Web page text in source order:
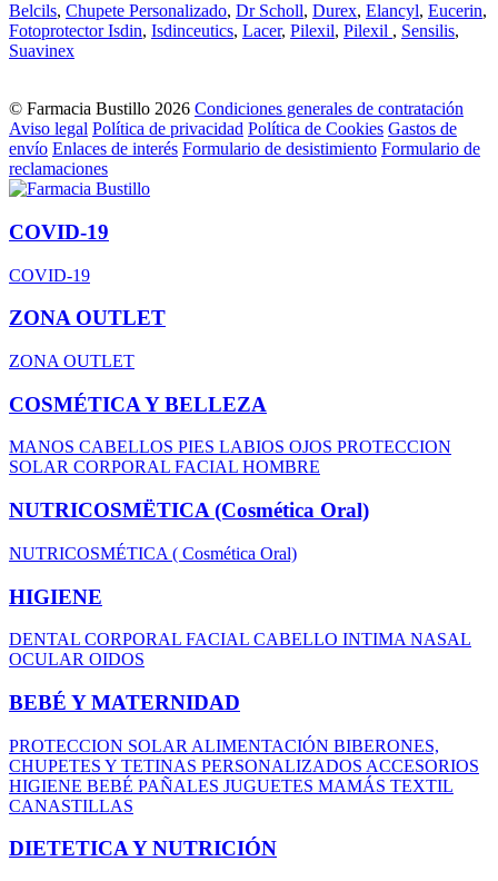
Belcils, Chupete Personalizado, Dr Scholl, Durex, Elancyl, Eucerin,
Fotoprotector Isdin, Isdinceutics, Lacer, Pilexil, Pilexil , Sensilis,
Suavinex
© Farmacia Bustillo 2026 Condiciones generales de contratación
Aviso legal Política de privacidad Política de Cookies Gastos de
envío Enlaces de interés Formulario de desistimiento Formulario de
reclamaciones
COVID-19
COVID-19
ZONA OUTLET
ZONA OUTLET
COSMÉTICA Y BELLEZA
MANOS CABELLOS PIES LABIOS OJOS PROTECCION
SOLAR CORPORAL FACIAL HOMBRE
NUTRICOSMËTICA (Cosmética Oral)
NUTRICOSMÉTICA ( Cosmética Oral)
HIGIENE
DENTAL CORPORAL FACIAL CABELLO INTIMA NASAL
OCULAR OIDOS
BEBÉ Y MATERNIDAD
PROTECCION SOLAR ALIMENTACIÓN BIBERONES,
CHUPETES Y TETINAS PERSONALIZADOS ACCESORIOS
HIGIENE BEBÉ PAÑALES JUGUETES MAMÁS TEXTIL
CANASTILLAS
DIETETICA Y NUTRICIÓN